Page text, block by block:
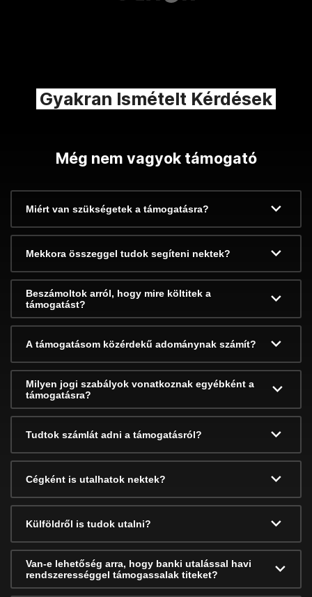
Gyakran Ismételt Kérdések
Még nem vagyok támogató
Miért van szükségetek a támogatásra?
Mekkora összeggel tudok segíteni nektek?
Beszámoltok arról, hogy mire költitek a
támogatást?
A támogatásom közérdekű adománynak számít?
Milyen jogi szabályok vonatkoznak egyébként a
támogatásra?
Tudtok számlát adni a támogatásról?
Cégként is utalhatok nektek?
Külföldről is tudok utalni?
Van-e lehetőség arra, hogy banki utalással havi
rendszerességgel támogassalak titeket?